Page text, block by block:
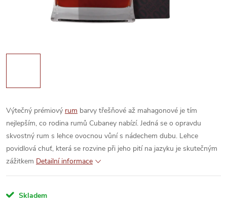
Výtečný prémiový rum barvy třešňové až mahagonové je tím
nejlepším, co rodina rumů Cubaney nabízí. Jedná se o opravdu
skvostný rum s lehce ovocnou vůní s nádechem dubu. Lehce
povidlová chuť, která se rozvine při jeho pití na jazyku je skutečným
zážitkem Detailní informace
Skladem